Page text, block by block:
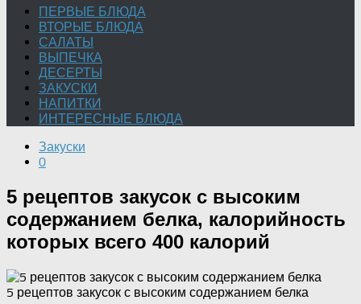
ПЕРВЫЕ БЛЮДА
ВТОРЫЕ БЛЮДА
САЛАТЫ
ВЫПЕЧКА
ДЕСЕРТЫ
ЗАКУСКИ
НАПИТКИ
ИНТЕРЕСНЫЕ БЛЮДА
Закуски
0
5 рецептов закусок с высоким
содержанием белка, калорийность
которых всего 400 калорий
5 рецептов закусок с высоким содержанием белка